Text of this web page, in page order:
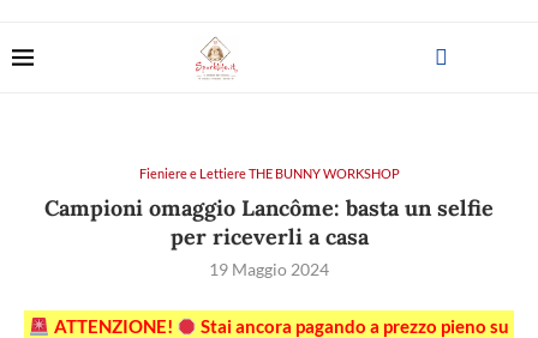
Fieniere e Lettiere THE BUNNY WORKSHOP
Campioni omaggio Lancôme: basta un selfie
per riceverli a casa
19 Maggio 2024
ATTENZIONE!
Stai ancora pagando a prezzo pieno su